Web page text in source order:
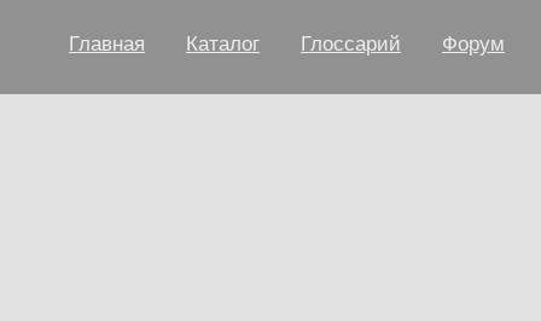
Главная Каталог Глоссарий Форум